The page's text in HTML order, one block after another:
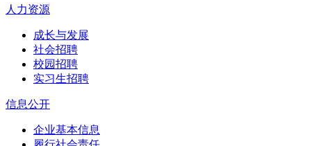
人力资源
成长与发展
社会招聘
校园招聘
实习生招聘
信息公开
企业基本信息